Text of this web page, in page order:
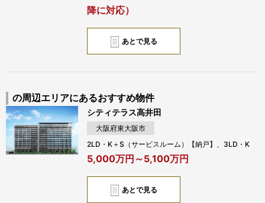
あとで見る
降に対応）
の周辺エリアにあるおすすめ物件
あとで見る
シティテラス高井田
大阪府東大阪市
2LD・K＋S（サービスルーム）【納戸】、3LD・K
5,000万円～5,100万円